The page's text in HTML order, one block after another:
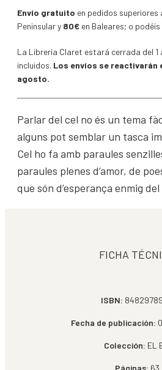
Envío gratuito en pedidos superiores
Peninsular y 80€ en Baleares; o
La Librería Claret estará cerrada del
incluidos. Los envíos se reactivarán
agosto.
Parlar del cel no és un tema
alguns pot semblar un tasca
Cel ho fa amb paraules
paraules plenes d’amor, de
que són d’esperança enmig del
FICHA
ISBN:
Fecha de publicación:
Colección: EL
Páginas: 63